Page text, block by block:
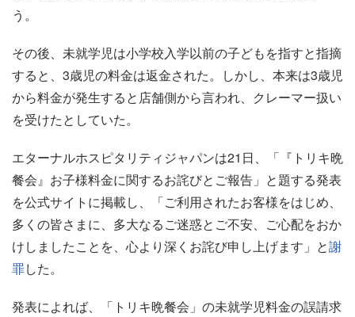
う。
その後、未就学児は小学校入学以前の子どもを指すと指摘
すると、3歳児の料金は返金された。しかし、本来は3歳児
から料金が発生すると店舗側から言われ、クレーマー扱い
を受けたとしていた。
エターナルホスピタリティジャパンは21日、「『トリキ晩
餐会』お子様料金に関するお詫びとご報告」と題する発表
を公式サイトに掲載し、「ご利用されたお客様をはじめ、
多くの皆さまに、多大なるご迷惑とご不安、ご心配をおか
けしましたことを、心より深くお詫び申し上げます」と謝
罪した。
発表によれば、「トリキ晩餐会」の未就学児料金の誤請求